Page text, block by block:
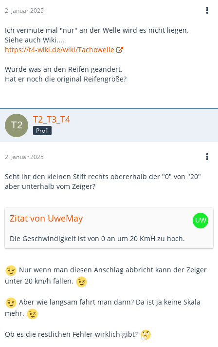
2. Januar 2025
Ich vermute mal "nur" an der Welle wird es nicht liegen.
Siehe auch Wiki....
https://t4-wiki.de/wiki/Tachowelle
Wurde was an den Reifen geändert.
Hat er noch die original Reifengröße?
T2_T3_T4
Profi
2. Januar 2025
Seht ihr den kleinen Stift rechts obererhalb der "0" von "20"
aber unterhalb vom Zeiger?
Zitat von UweMay
Die Geschwindigkeit ist von 0 an um 20 KmH zu hoch.
Nur wenn man diesen Anschlag abbricht kann der Zeiger
unter 20 km/h fallen.
Aber wie langsam fährt man dann? Da ist ja keine Skala
mehr.
Ob es die restlichen Fehler wirklich gibt?